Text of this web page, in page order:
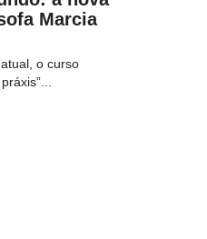
Marcia
o curso